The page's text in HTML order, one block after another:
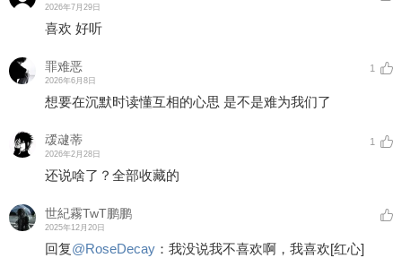
2026年7月29日
喜欢 好听
罪难恶
2026年6月8日
1
想要在沉默时读懂互相的心思 是不是难为我们了
叆叇蒂
2026年2月28日
1
还说啥了？全部收藏的
世紀霧TwT鹏鹏
2025年12月20日
回复@RoseDecay ： 我没说我不喜欢啊，我喜欢[红心]